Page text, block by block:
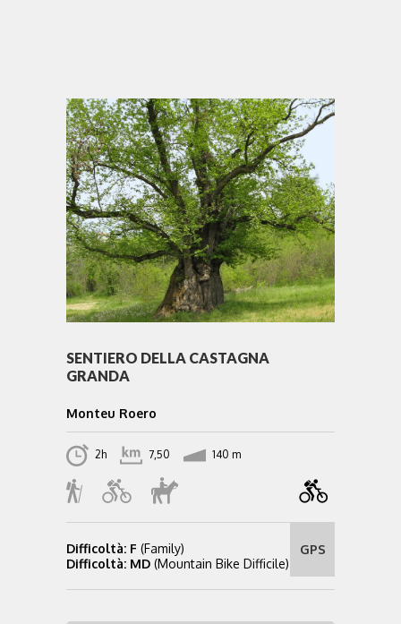
SENTIERO DELLA CASTAGNA
GRANDA
Monteu Roero
2h 7,50 140 m
Difficoltà: F (Family)
Difficoltà: MD (Mountain Bike Difficile)
GPS